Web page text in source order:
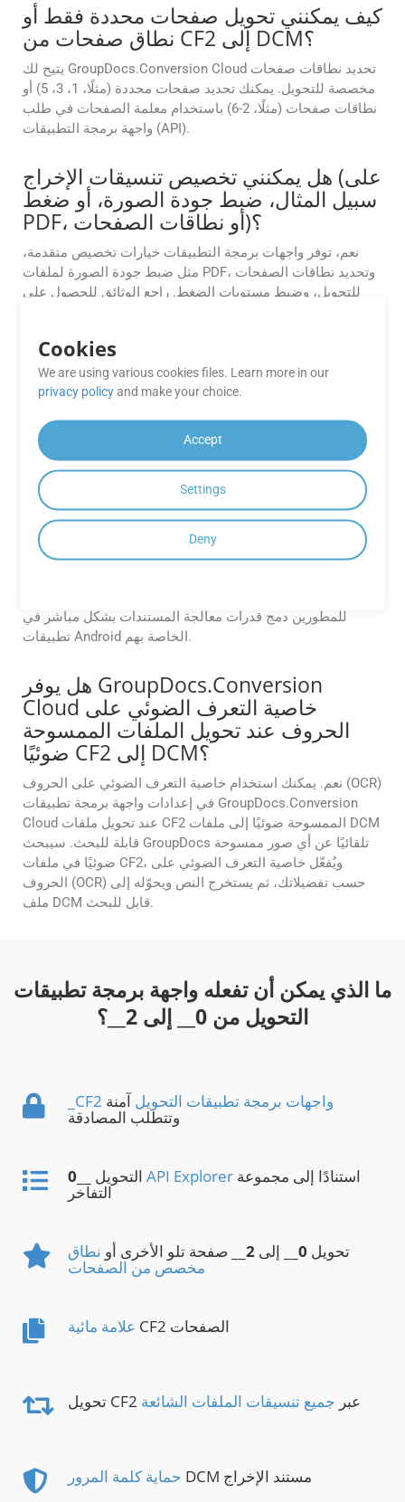
كيف يمكنني تحويل صفحات محددة فقط أو
نطاق صفحات من CF2 إلى DCM؟
يتيح لك GroupDocs.Conversion Cloud تحديد نطاقات صفحات
مخصصة للتحويل. يمكنك تحديد صفحات محددة (مثلًا، 1، 3، 5) أو
نطاقات صفحات (مثلًا، 2-6) باستخدام معلمة الصفحات في طلب
واجهة برمجة التطبيقات (API).
هل يمكنني تخصيص تنسيقات الإخراج (على
سبيل المثال، ضبط جودة الصورة، أو ضغط
PDF، أو نطاقات الصفحات)؟
نعم، توفر واجهات برمجة التطبيقات خيارات تخصيص متقدمة،
مثل ضبط جودة الصورة لملفات PDF، وتحديد نطاقات الصفحات
للتحويل، وضبط مستويات الضغط. راجع الوثائق للحصول على
ما مدى موثوقية أداء تطبيقات
GroupDocs.Conversion Cloud
المجانية؟
تقدم تطبيقات GroupDocs.Conversion Cloud المجانية أداءً
موثوقًا ومخرجات عالية الجودة لاحتياجات التحويل الخاصة بك،
مما يضمن تجربة سلسة.
هل تتوفر مجموعة أدوات تطوير برمجيات
للمطورين دمج قدرات معالجة المستندات بشكل مباشر في
تطبيقات Android الخاصة بهم.
هل يوفر GroupDocs.Conversion
Cloud خاصية التعرف الضوئي على
الحروف عند تحويل الملفات الممسوحة
ضوئيًا CF2 إلى DCM؟
نعم. يمكنك استخدام خاصية التعرف الضوئي على الحروف (OCR)
في إعدادات واجهة برمجة تطبيقات GroupDocs.Conversion
Cloud عند تحويل ملفات CF2 الممسوحة ضوئيًا إلى ملفات DCM
قابلة للبحث. سيبحث GroupDocs تلقائيًا عن أي صور ممسوحة
ضوئيًا في ملفات CF2، ويُفعّل خاصية التعرف الضوئي على
الحروف (OCR) حسب تفضيلاتك، ثم يستخرج النص ويحوّله إلى
ملف DCM قابل للبحث.
ما الذي يمكن أن تفعله واجهة برمجة تطبيقات
التحويل من 0 __ إلى 2 __؟
_CF2 واجهات برمجة تطبيقات التحويل آمنة
وتتطلب المصادقة
0 API Explorer
التفاخر
تحويل 0 __ إلى 2 __ صفحة تلو الأخرى أو نطاق
مخصص من الصفحات
علامة مائية CF2 الصفحات
تحويل CF2 عبر جميع تنسيقات الملفات الشائعة
حماية كلمة المرور DCM مستند الإخراج
Cookies
We are using various cookies files. Learn more in our
privacy policyand make your choice.
Accept
Settings
Deny